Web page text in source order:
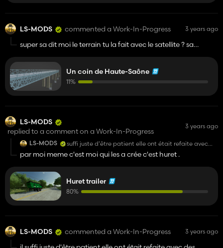
LS-MODS commented a Work-In-Progress 3 years ago
super sa dit moi le terrain tu la fait avec le satellite ? sa
Un coin de Haute-Saône
11%
LS-MODS
replied to a comment on a Work-In-Progress
3 years ago
LS-MODS
il suffi juste d'être patient elle ont était refaite avec
des nouveauté
par moi meme c'est moi qui les a crée c'est huret .
Huret trailer
80%
LS-MODS commented a Work-In-Progress 3 years ago